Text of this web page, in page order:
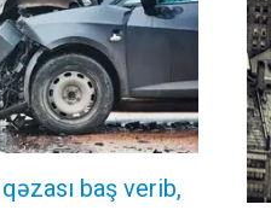
qəzası baş verib,